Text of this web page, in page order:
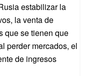
estabilizar la
la venta de
que se tienen que
perder mercados, el
de ingresos